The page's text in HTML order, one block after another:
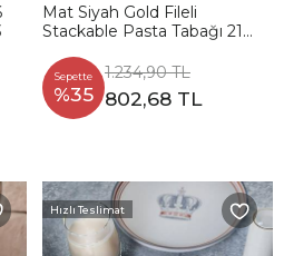
Mat Siyah Gold Fileli
Stackable Pasta Tabağı 21
Sepette
%35
1.234,90 TL
802,68 TL
Hızlı Teslimat